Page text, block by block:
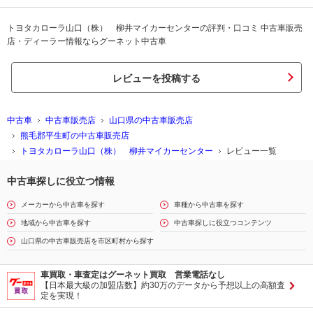
トヨタカローラ山口（株） 柳井マイカーセンターの評判・口コミ 中古車販売
店・ディーラー情報ならグーネット中古車
レビューを投稿する
中古車 中古車販売店
山口県の中古車販売店
熊毛郡平生町の中古車販売店
トヨタカローラ山口（株） 柳井マイカーセンター
レビュー一覧
中古車探しに役立つ情報
メーカーから中古車を探す 車種から中古車を探す
地域から中古車を探す 中古車探しに役立つコンテンツ
山口県の中古車販売店を市区町村から探す
車買取・車査定はグーネット買取 営業電話なし
【日本最大級の加盟店数】約30万のデータから予想以上の高額査
定を実現！